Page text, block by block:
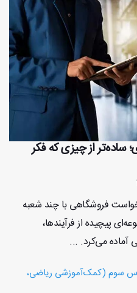
ساده‌تر از چیزی که فکر
فروشگاهی با چند شعبه
پیچیده از فرآیندها،
آماده می‌کرد. ...